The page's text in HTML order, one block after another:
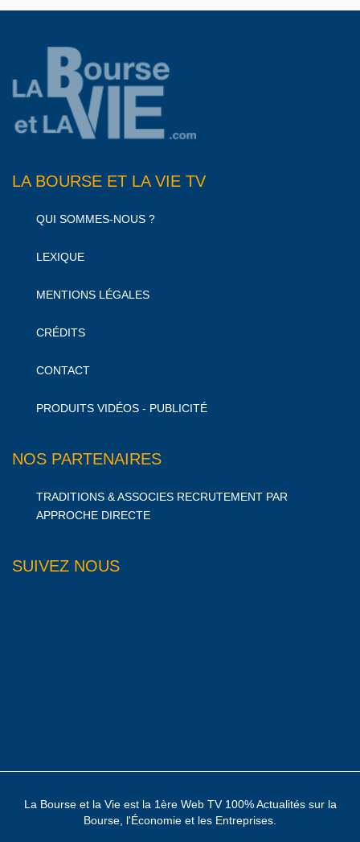
LA BOURSE ET LA VIE TV
QUI SOMMES-NOUS ?
LEXIQUE
MENTIONS LÉGALES
CRÉDITS
CONTACT
PRODUITS VIDÉOS - PUBLICITÉ
NOS PARTENAIRES
TRADITIONS & ASSOCIES RECRUTEMENT PAR
APPROCHE DIRECTE
SUIVEZ NOUS
La Bourse et la Vie est la 1ère Web TV 100% Actualités sur la
Bourse, l'Économie et les Entreprises.